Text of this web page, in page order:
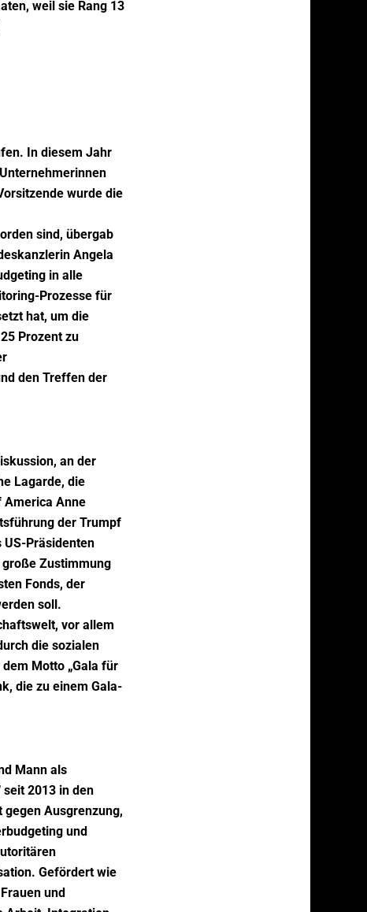
weil sie Rang 13
In diesem Jahr
wurde die
sind, übergab
Angela
in alle
Prozesse für
hat, um die
Prozent zu
den Treffen der
an der
Lagarde, die
America Anne
der Trumpf
US-Präsidenten
Zustimmung
Fonds, der
soll.
vor allem
die sozialen
Motto „Gala für
die zu einem Gala-
Mann als
2013 in den
Ausgrenzung,
und
Gefördert wie
und